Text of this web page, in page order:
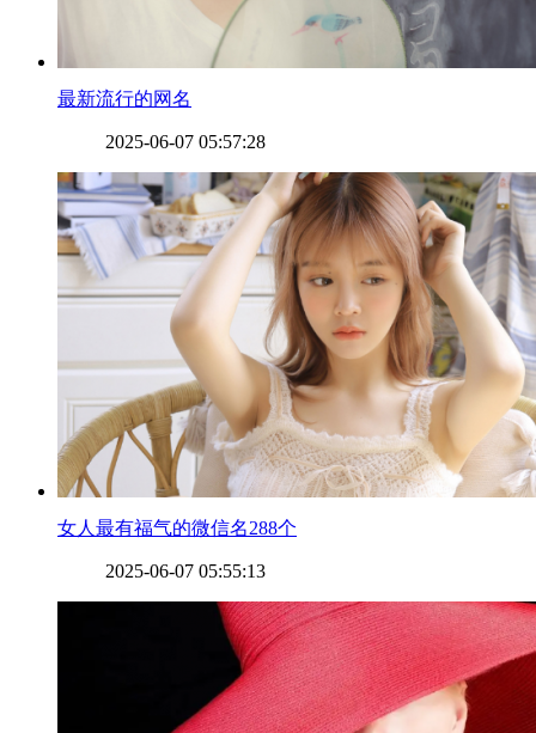
​最新流行的网名
2025-06-07 05:57:28
​女人最有福气的微信名288个
2025-06-07 05:55:13